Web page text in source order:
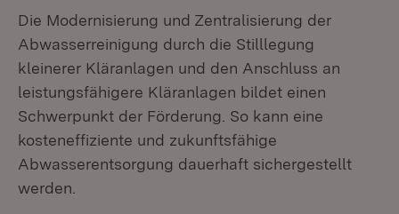
Die Modernisierung und Zentralisierung der
Abwasserreinigung durch die Stilllegung
kleinerer Kläranlagen und den Anschluss an
leistungsfähigere Kläranlagen bildet einen
Schwerpunkt der Förderung. So kann eine
kosteneffiziente und zukunftsfähige
Abwasserentsorgung dauerhaft sichergestellt
werden.